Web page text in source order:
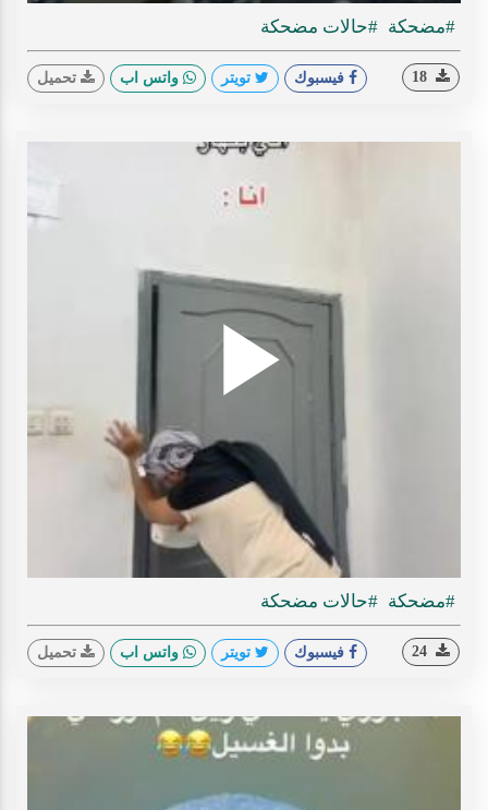
#مضحكة #حالات مضحكة
فيسبوك تويتر واتس اب تحميل
Play
#مضحكة #حالات مضحكة
فيسبوك تويتر واتس اب تحميل